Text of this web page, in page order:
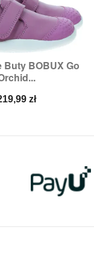
Buty BOBUX Go
zł
podgląd
22